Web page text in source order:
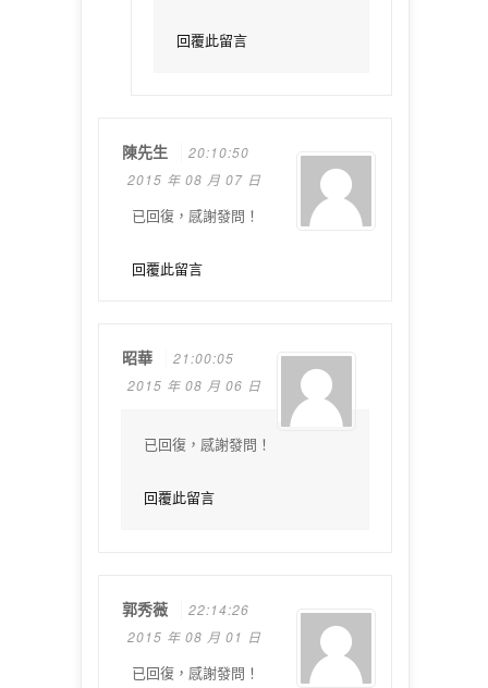
回覆此留言
陳先生
20:10:50
2015 年 08 月 07 日
已回復，感謝發問！
回覆此留言
昭華
21:00:05
2015 年 08 月 06 日
已回復，感謝發問！
回覆此留言
郭秀薇
22:14:26
2015 年 08 月 01 日
已回復，感謝發問！